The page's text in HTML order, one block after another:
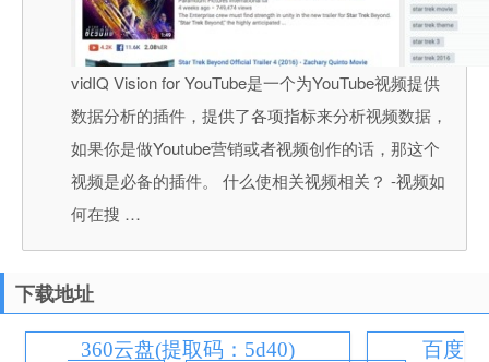
vidIQ Vision for YouTube是一个为YouTube视频提供
数据分析的插件，提供了各项指标来分析视频数据，
如果你是做Youtube营销或者视频创作的话，那这个
视频是必备的插件。 什么使相关视频相关？ -视频如
何在搜 …
下载地址
360云盘(提取码：5d40)
百度